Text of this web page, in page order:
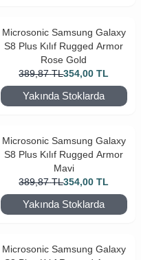
Microsonic Samsung Galaxy
S8 Plus Kılıf Rugged Armor
Rose Gold
389,87 TL354,00 TL
Yakında Stoklarda
Microsonic Samsung Galaxy
S8 Plus Kılıf Rugged Armor
Mavi
389,87 TL354,00 TL
Yakında Stoklarda
Microsonic Samsung Galaxy